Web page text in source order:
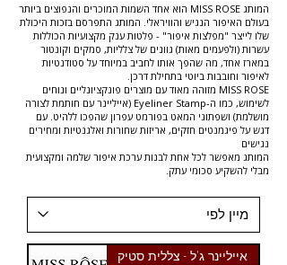
המותג MISS ROSE הוא אחד השמות המוכרים והנפוצים ביותר
בעולם האיפור הנגיש והוויראלי. המותג התפרסם בזכות היכולת
שלו לייצר "מפלצות איפור" - פלטות ענק מקצועיות הכוללות
עשרות (ולפעמים מאות) גוונים של צלליות, סמקים וקונטור
במארז אחד, מה שהפך אותו לחביב במיוחד על סטודנטיות
לאיפור וחובבות ביוטי בתחילת דרכן.
MISS ROSE מזוהה מאוד עם מוצרים פונקציונליים ונוחים
לשימוש, כמו ה-Eyeliner Stamp (אייליינר עם חותמת לצורה
מושלמת) ושפתוני המאט בפורמט עפרון שהפכו ללהיט. עם
דגש על פיגמנטים חזקים, אריזות שחורות ואלגנטיות ומחירים
נגישים
המותג מאפשר לכל אחת לבנות ערכת איפור שלמה ומקצועית
מבלי להשקיע סכומי עתק.
אייליינר ג'ל - צללית סטיק